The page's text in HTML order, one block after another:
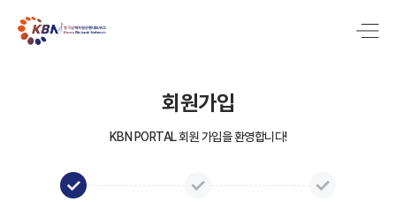
회원가입
KBN PORTAL 회원 가입을 환영합니다!